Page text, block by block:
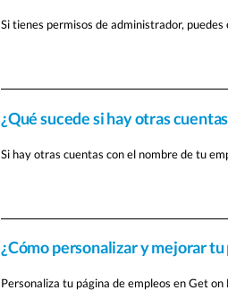
Si tienes permisos de administrador,
¿Qué sucede si hay otras
Si hay otras cuentas con el nombre de tu
¿Cómo personalizar y mejorar tu
Personaliza tu página de empleos en Get